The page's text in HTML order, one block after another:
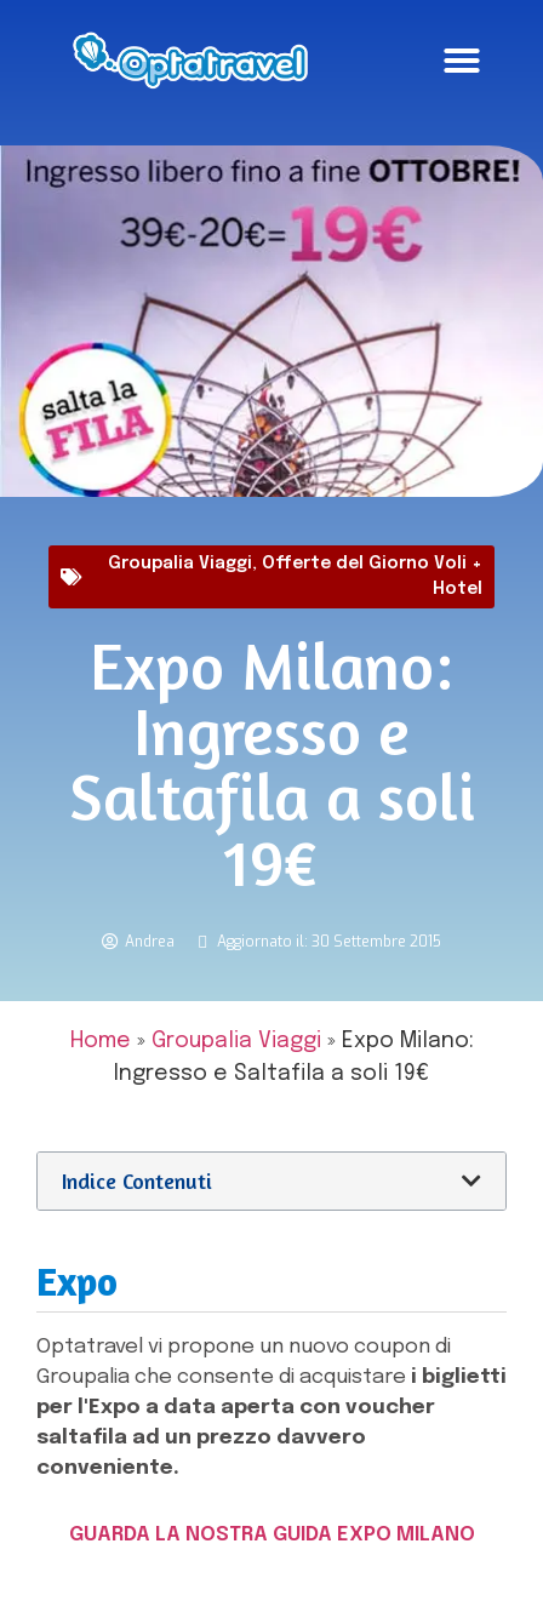
Groupalia Viaggi, Offerte del Giorno Voli +
Hotel
Expo Milano:
Ingresso e
Saltafila a soli
19€
Andrea Aggiornato il: 30 Settembre 2015
Home » Groupalia Viaggi » Expo Milano:
Ingresso e Saltafila a soli 19€
Indice Contenuti
Expo
Optatravel vi propone un nuovo coupon di
Groupalia che consente di acquistare i biglietti
per l'Expo a data aperta con voucher
saltafila ad un prezzo davvero
conveniente.
GUARDA LA NOSTRA GUIDA EXPO MILANO